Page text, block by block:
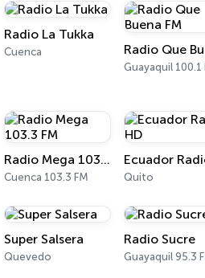
Radio La Tukka
Cuenca
Guayaquil 100.1
Radio Mega 103.3 FM
Cuenca 103.3 FM Quito
Super Salsera
Quevedo
Radio Sucre